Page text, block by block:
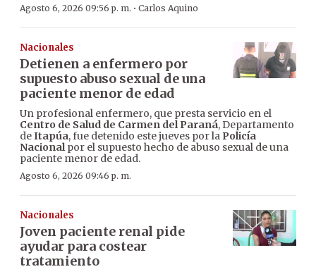
Agosto 6, 2026 09:56 p. m. · Carlos Aquino
Nacionales
Detienen a enfermero por
supuesto abuso sexual de una
paciente menor de edad
Un profesional enfermero, que presta servicio en el
Centro de Salud de Carmen del Paraná, Departamento
deItapúa, fue detenido este jueves por la Policía
Nacionalpor el supuesto hecho de abuso sexual de una
paciente menor de edad.
Agosto 6, 2026 09:46 p. m.
Nacionales
Joven paciente renal pide
ayudar para costear
tratamiento